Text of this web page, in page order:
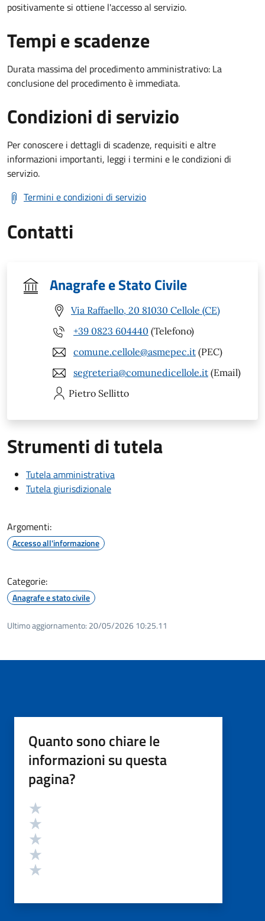
positivamente si ottiene l'accesso al servizio.
Tempi e scadenze
Durata massima del procedimento amministrativo: La
conclusione del procedimento è immediata.
Condizioni di servizio
Per conoscere i dettagli di scadenze, requisiti e altre
informazioni importanti, leggi i termini e le condizioni di
servizio.
Termini e condizioni di servizio
Contatti
Anagrafe e Stato Civile
Via Raffaello, 20 81030 Cellole (CE)
+39 0823 604440 (Telefono)
comune.cellole@asmepec.it (PEC)
segreteria@comunedicellole.it (Email)
Pietro Sellitto
Strumenti di tutela
Tutela amministrativa
Tutela giurisdizionale
Argomenti:
Accesso all'informazione
Categorie:
Anagrafe e stato civile
Ultimo aggiornamento: 20/05/2026 10:25.11
Quanto sono chiare le
informazioni su questa
pagina?
Valutazione